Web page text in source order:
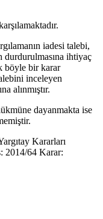
iadesi talebi,
durdurulmasına ihtiyaç
böyle bir karar
inceleyen
alınmıştır.
dayanmakta ise
Kararları
64 Karar: